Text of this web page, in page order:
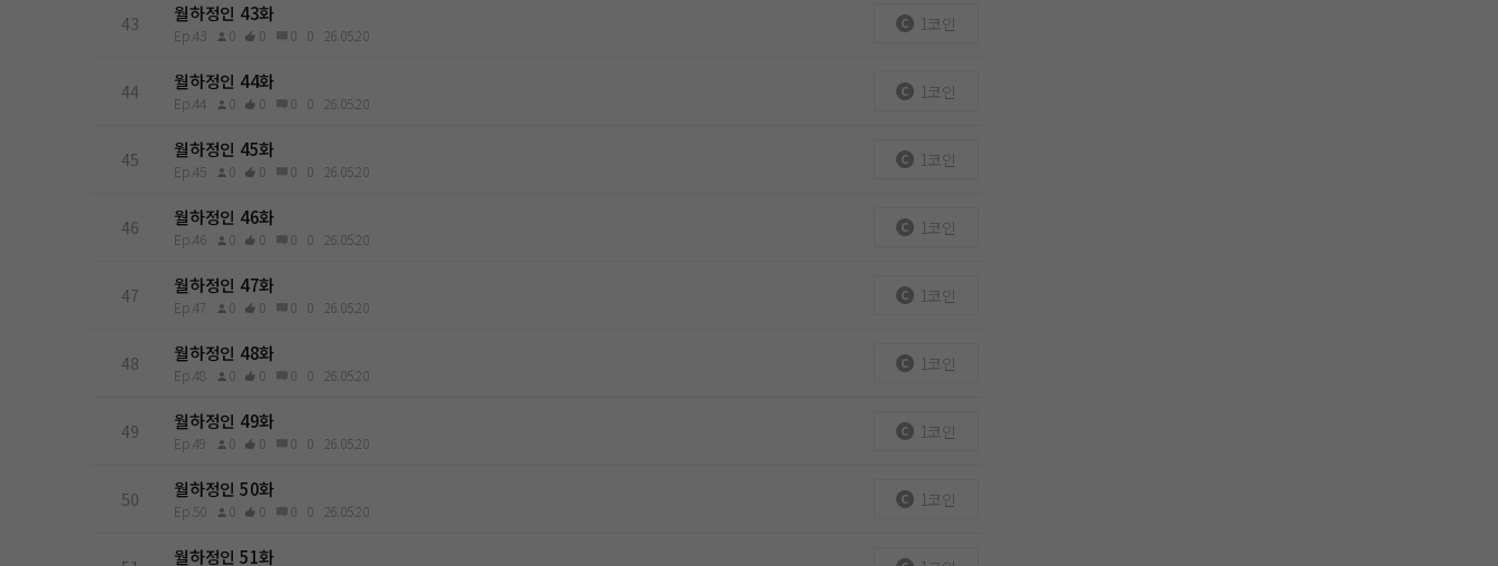
43 월하정인 43화
Ep.43 0 0 0 0 26.05.20
1코인
44 월하정인 44화
Ep.44 0 0 0 0 26.05.20
1코인
45 월하정인 45화
Ep.45 0 0 0 0 26.05.20
1코인
46 월하정인 46화
Ep.46 0 0 0 0 26.05.20
1코인
47 월하정인 47화
Ep.47 0 0 0 0 26.05.20
1코인
48 월하정인 48화
Ep.48 0 0 0 0 26.05.20
1코인
49 월하정인 49화
Ep.49 0 0 0 0 26.05.20
1코인
50 월하정인 50화
Ep.50 0 0 0 0 26.05.20
1코인
월하정인 51화